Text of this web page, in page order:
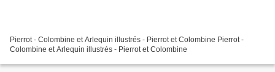
Pierrot - Colombine et Arlequin illustrés - Pierrot et Colombine Pierrot -
Colombine et Arlequin illustrés - Pierrot et Colombine